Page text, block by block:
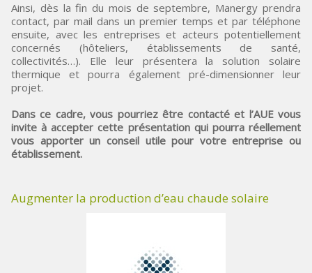
Ainsi, dès la fin du mois de septembre, Manergy prendra
contact, par mail dans un premier temps et par téléphone
ensuite, avec les entreprises et acteurs potentiellement
concernés (hôteliers, établissements de santé,
collectivités…). Elle leur présentera la solution solaire
thermique et pourra également pré-dimensionner leur
projet.
Dans ce cadre, vous pourriez être contacté et l’AUE vous
invite à accepter cette présentation qui pourra réellement
vous apporter un conseil utile pour votre entreprise ou
établissement.
Augmenter la production d’eau chaude solaire